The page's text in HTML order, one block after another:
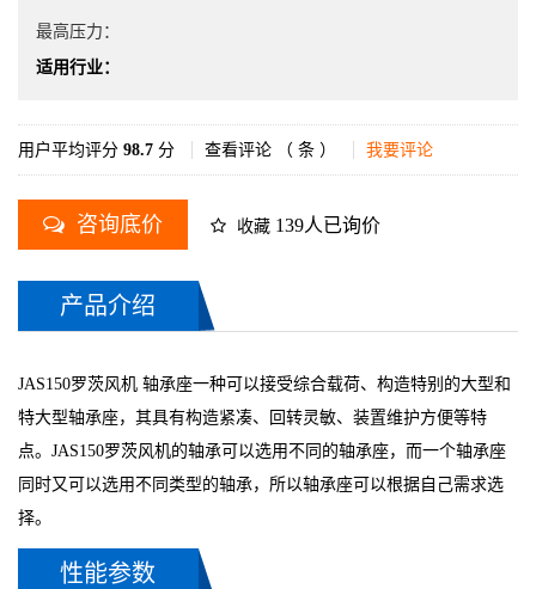
最高压力：
适用行业：
用户平均评分 98.7 分 查看评论 （ 条 ） 我要评论
咨询底价 收藏 139人已询价
产品介绍
JAS150罗茨风机 轴承座一种可以接受综合载荷、构造特别的大型和
特大型轴承座，其具有构造紧凑、回转灵敏、装置维护方便等特
点。JAS150罗茨风机的轴承可以选用不同的轴承座，而一个轴承座
同时又可以选用不同类型的轴承，所以轴承座可以根据自己需求选
择。
性能参数